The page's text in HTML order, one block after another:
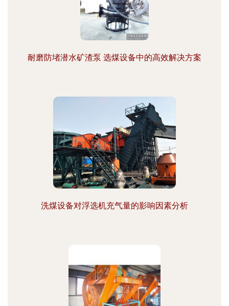
耐磨防堵潜水矿渣泵 选煤设备中的高效解决方案
洗煤设备对浮选机充气量的影响因素分析